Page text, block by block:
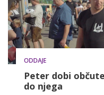
ODDAJE
Peter dobi
do njega